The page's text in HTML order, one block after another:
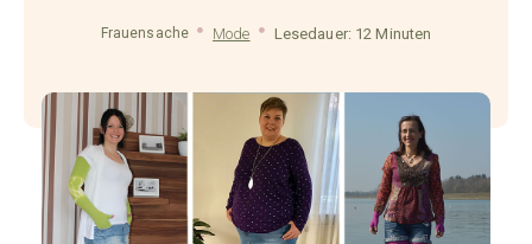
Frauensache Mode Lesedauer: 12 Minuten